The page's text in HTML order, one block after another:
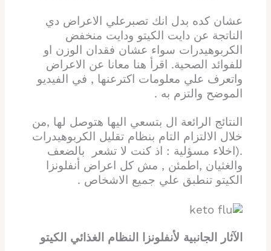
عشان كده بدل انك تصبرعلي الاعراض دي
الناتجة عن دايت الكيتو ودايت منخفض
الكربوهيدرات سواء عشان فقدان الوزن او
للفوائد الصحية. اقرأ هنا معانا عن الاعراض
واتعرف علي معلومات اكترعنها , في الفيديو
الموضح والتزم به .
النتائج الرائعة ال بتسعي اليها هتوصل لها ,من
خلال الالتزام التام بنظام تقليل الكربوهيدرات
.(اخلاء مسؤلية : اذ كنت لا تشعر بالضعف
والغثيان ,اطمئن , مش كل اعراض أنفلونزا
الكيتو تنطبق علي جميع الاشخاص .
الآثار الجانبية لأنفلونزا النظام الغذائي الكيتو